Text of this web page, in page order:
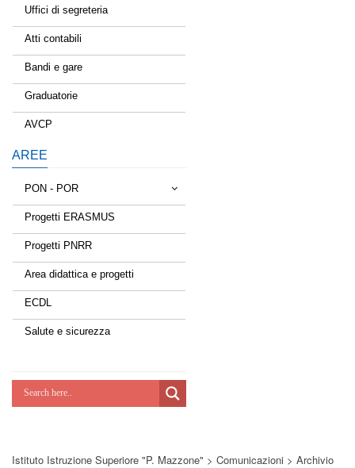
Uffici di segreteria
Atti contabili
Bandi e gare
Graduatorie
AVCP
AREE
PON - POR
Tessere la rete
Estate a scuola
Scuola d'estate
Lab Green
Potenziamoci
Progetti ERASMUS
Progetti PNRR
Area didattica e progetti
ECDL
Salute e sicurezza
Istituto Istruzione Superiore "P. Mazzone" > Comunicazioni > Archivio